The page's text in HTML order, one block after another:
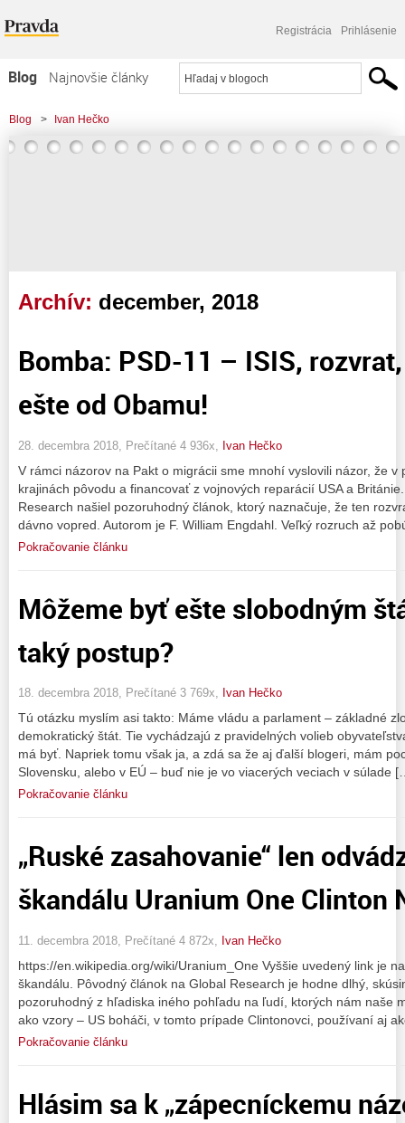
Registrácia Prihlásenie
Blog
Najnovšie články
Najčítanejšie články
Najkomentovanejšie články
Blog > Ivan Hečko
Archív: december, 2018
Bomba: PSD-11 – ISIS,
ešte od Obamu!
28. decembra 2018, Prečítané 4 936x, Ivan Hečko
V rámci názorov na Pakt o migrácii sme mnohí vyslovili názor, že
krajinách pôvodu a financovať z vojnových reparácií USA a
Research našiel pozoruhodný článok, ktorý naznačuje, že ten
dávno vopred. Autorom je F. William Engdahl. Veľký rozruch až
Pokračovanie článku
Môžeme byť ešte slobodným
taký postup?
18. decembra 2018, Prečítané 3 769x, Ivan Hečko
Tú otázku myslím asi takto: Máme vládu a parlament – základné
demokratický štát. Tie vychádzajú z pravidelných volieb
má byť. Napriek tomu však ja, a zdá sa že aj ďalší blogeri, mám
Slovensku, alebo v EÚ – buď nie je vo viacerých veciach v súlade
Pokračovanie článku
„Ruské zasahovanie“ len
škandálu Uranium One Clinton
11. decembra 2018, Prečítané 4 872x, Ivan Hečko
https://en.wikipedia.org/wiki/Uranium_One Vyššie uvedený link je
škandálu. Pôvodný článok na Global Research je hodne dlhý,
pozoruhodný z hľadiska iného pohľadu na ľudí, ktorých nám naše
ako vzory – US boháči, v tomto prípade Clintonovci, používaní aj
Pokračovanie článku
Hlásim sa k „zápecníckemu